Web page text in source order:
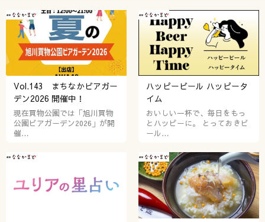
Vol.143 まちなかビアガー
デン2026 開催中！
現在買物公園では「旭川買物
公園ビアガーデン2026」が開
催…
ハッピービール ハッピータ
イム
おいしい一杯で、毎日をもっ
とハッピーに。 とっておきビ
ール…